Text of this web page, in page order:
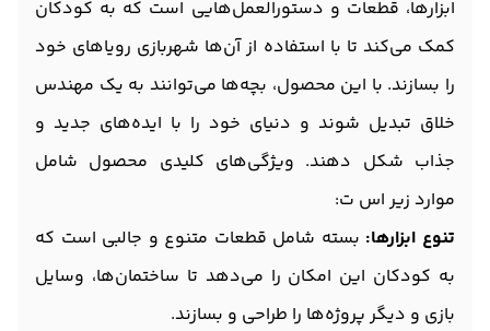
ابزارها، قطعات و دستورالعمل‌هایی است که به کودکان
کمک می‌کند تا با استفاده از آن‌ها شهربازی رویاهای خود
را بسازند. با این محصول، بچه‌ها می‌توانند به یک مهندس
خلاق تبدیل شوند و دنیای خود را با ایده‌های جدید و
جذاب شکل دهند. ویژگی‌های کلیدی محصول شامل
موارد زیر اس ت:
تنوع ابزارها: بسته شامل قطعات متنوع و جالبی است که
به کودکان این امکان را می‌دهد تا ساختمان‌ها، وسایل
بازی و دیگر پروژه‌ها را طراحی و بسازند.